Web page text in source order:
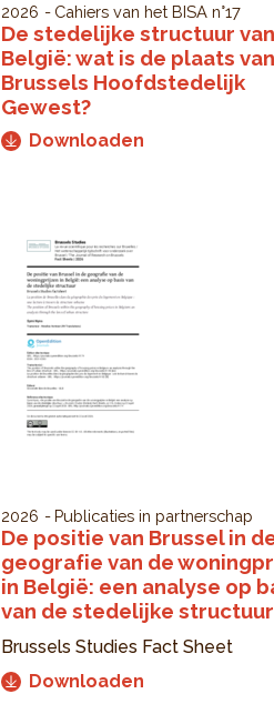
2026 Cahiers van het BISA n°17
De stedelijke structuur van
België: wat is de plaats
Brussels Hoofdstedelijk
Gewest?
Downloaden
2026 Publicaties in partnerschap
De positie van Brussel in
geografie van de
in België: een analyse op
van de stedelijke structuur
Brussels Studies Fact Sheet
Downloaden